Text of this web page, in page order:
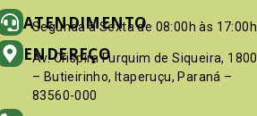
ATENDIMENTO
Segunda à Sexta de 08:00h às 17:00h
ENDEREÇO
Av. Crispim Furquim de Siqueira, 1800
– Butieirinho, Itaperuçu, Paraná –
83560-000